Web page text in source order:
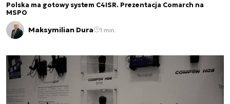
Polska ma gotowy system C4ISR. Prezentacja Comarch na
MSPO
Maksymilian Dura 1 min.